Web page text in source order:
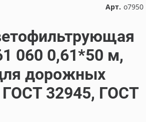
Арт. о7950
060 0,61*50 м,
дорожных
ГОСТ 32945, ГОСТ